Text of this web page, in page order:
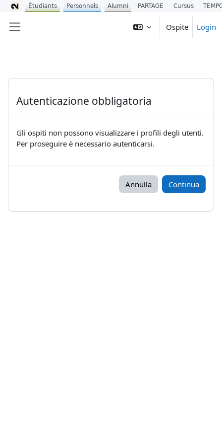
Ospite Login
Autenticazione obbligatoria
Gli ospiti non possono visualizzare i profili degli utenti.
Per proseguire è necessario autenticarsi.
Annulla Continua
Étudiants Personnels Alumni PARTAGE Cursus